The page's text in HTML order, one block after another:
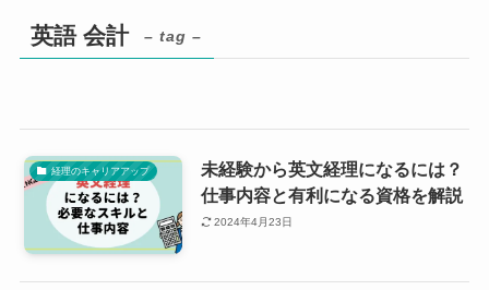
英語 会計 – tag –
経理のキャリアアップ
未経験から英文経理になるには？
仕事内容と有利になる資格を解説
2024年4月23日